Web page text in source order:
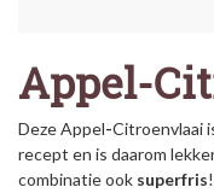
Appel-
Deze Appel-Citroenvlaai
recept en is daarom
combinatie ook superfris